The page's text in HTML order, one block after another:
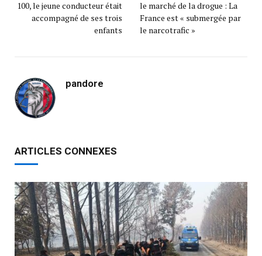
100, le jeune conducteur était
accompagné de ses trois
enfants
le marché de la drogue : La
France est « submergée par
le narcotrafic »
pandore
ARTICLES CONNEXES